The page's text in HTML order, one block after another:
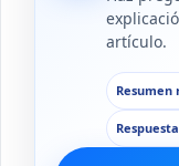
artículo.
Resumen